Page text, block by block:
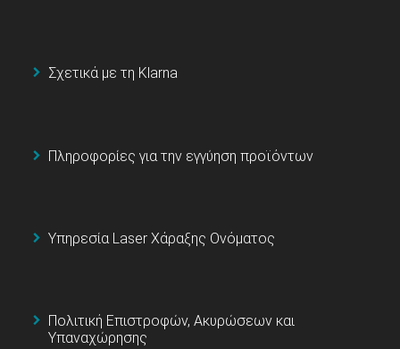
Σχετικά με τη Klarna
Πληροφορίες για την εγγύηση προϊόντων
Υπηρεσία Laser Χάραξης Ονόματος
Πολιτική Επιστροφών, Ακυρώσεων και
Υπαναχώρησης